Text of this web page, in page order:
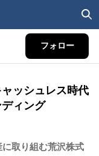
フォロー
ッシュレス時代
ィング
に取り組む荒沢株式